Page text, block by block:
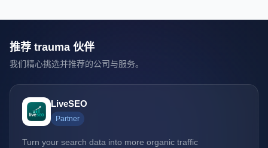
推荐 trauma 伙伴
我们精心挑选并推荐的公司与服务。
LiveSEO
Partner
Turn your search data into more organic traffic